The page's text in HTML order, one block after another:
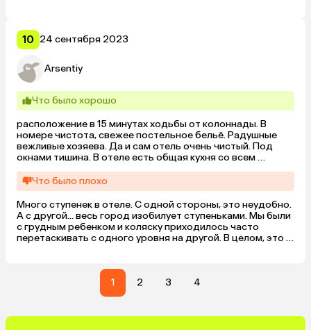
10 24 сентября 2023
Arsentiy
Что было хорошо
расположение в 15 минутах ходьбы от колоннады. В
номере чистота, свежее постельное бельё. Радушные
вежливые хозяева. Да и сам отель очень чистый. Под
окнами тишина. В отеле есть общая кухня со всем
Национальный парк.
Что было плохо
Много ступенек в отеле. С одной стороны, это неудобно.
А с другой... весь город изобилует ступеньками. Мы были
с грудным ребенком и коляску приходилось часто
перетаскивать с одного уровня на другой. В целом, это
гору, обратно в гору)
1
2 3 4